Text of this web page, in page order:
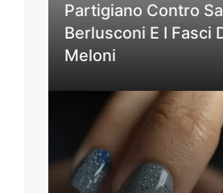
Partigiano Contro
Berlusconi E I Fasci
Meloni